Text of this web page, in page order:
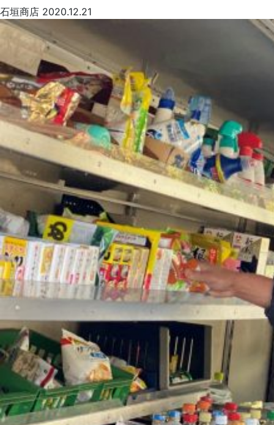
石垣商店 2020.12.21